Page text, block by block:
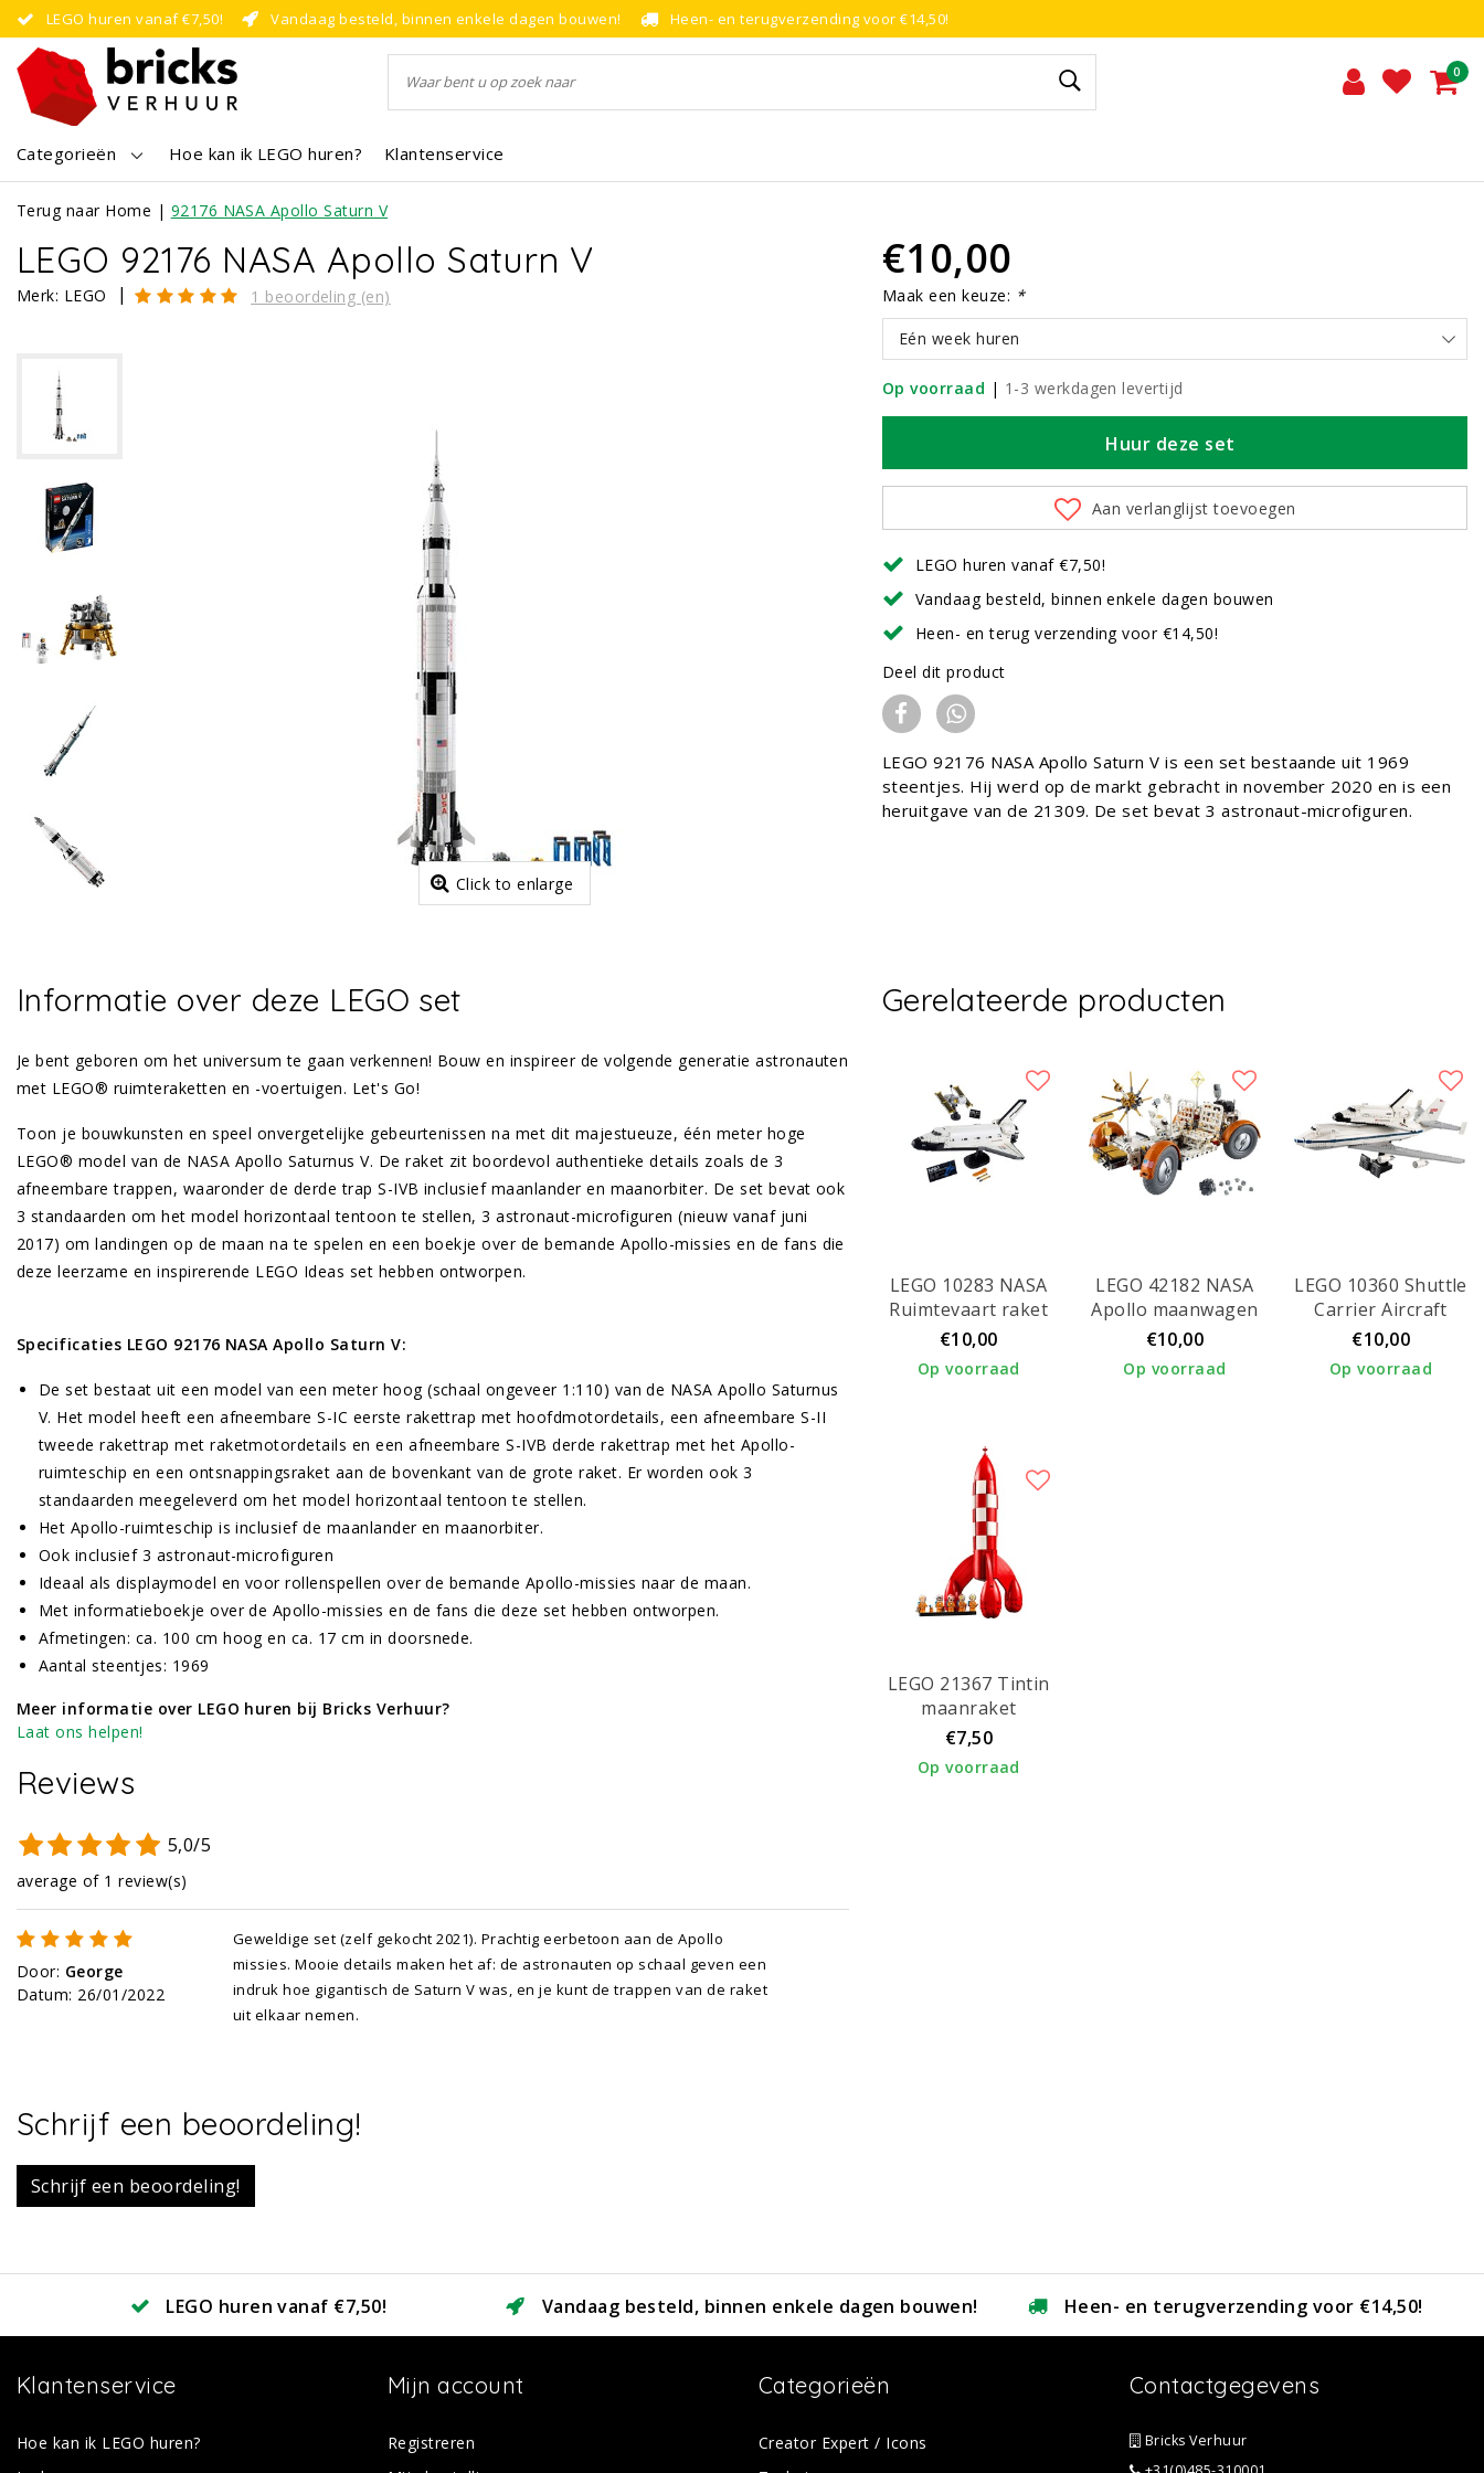
LEGO huren vanaf €7,50! Vandaag besteld, binnen enkele dagen bouwen! Heen- en terugverzending voor €14,50!
0
Categorieën Hoe kan ik LEGO huren? Klantenservice
Terug naar Home | 92176 NASA Apollo Saturn V
LEGO 92176 NASA Apollo Saturn V
Merk: LEGO | 1 beoordeling (en)
Click to enlarge
€10,00
Maak een keuze: *
Eén week huren
Op voorraad | 1-3 werkdagen levertijd
Huur deze set
Aan verlanglijst toevoegen
LEGO huren vanaf €7,50!
Vandaag besteld, binnen enkele dagen bouwen
Heen- en terug verzending voor €14,50!
Deel dit product
LEGO 92176 NASA Apollo Saturn V is een set bestaande uit 1969
steentjes. Hij werd op de markt gebracht in november 2020 en is een
heruitgave van de 21309. De set bevat 3 astronaut-microfiguren.
Informatie over deze LEGO set
Je bent geboren om het universum te gaan verkennen! Bouw en inspireer de volgende generatie astronauten
met LEGO® ruimteraketten en -voertuigen. Let's Go!
Toon je bouwkunsten en speel onvergetelijke gebeurtenissen na met dit majestueuze, één meter hoge
LEGO® model van de NASA Apollo Saturnus V. De raket zit boordevol authentieke details zoals de 3
afneembare trappen, waaronder de derde trap S-IVB inclusief maanlander en maanorbiter. De set bevat ook
3 standaarden om het model horizontaal tentoon te stellen, 3 astronaut-microfiguren (nieuw vanaf juni
2017) om landingen op de maan na te spelen en een boekje over de bemande Apollo-missies en de fans die
deze leerzame en inspirerende LEGO Ideas set hebben ontworpen.
Specificaties LEGO 92176 NASA Apollo Saturn V:
De set bestaat uit een model van een meter hoog (schaal ongeveer 1:110) van de NASA Apollo Saturnus
V. Het model heeft een afneembare S-IC eerste rakettrap met hoofdmotordetails, een afneembare S-II
tweede rakettrap met raketmotordetails en een afneembare S-IVB derde rakettrap met het Apollo-
ruimteschip en een ontsnappingsraket aan de bovenkant van de grote raket. Er worden ook 3
standaarden meegeleverd om het model horizontaal tentoon te stellen.
Het Apollo-ruimteschip is inclusief de maanlander en maanorbiter.
Ook inclusief 3 astronaut-microfiguren
Ideaal als displaymodel en voor rollenspellen over de bemande Apollo-missies naar de maan.
Met informatieboekje over de Apollo-missies en de fans die deze set hebben ontworpen.
Afmetingen: ca. 100 cm hoog en ca. 17 cm in doorsnede.
Aantal steentjes: 1969
Meer informatie over LEGO huren bij Bricks Verhuur?
Laat ons helpen!
Reviews
5,0/5
average of 1 review(s)
Door: George
Datum: 26/01/2022
Geweldige set (zelf gekocht 2021). Prachtig eerbetoon aan de Apollo
missies. Mooie details maken het af: de astronauten op schaal geven een
indruk hoe gigantisch de Saturn V was, en je kunt de trappen van de raket
uit elkaar nemen.
Schrijf een beoordeling!
Schrijf een beoordeling!
Gerelateerde producten
LEGO 10283 NASA
Ruimtevaart raket
€10,00
Op voorraad
LEGO 42182 NASA
Apollo maanwagen
– LRV
€10,00
Op voorraad
LEGO 10360 Shuttle
Carrier Aircraft
€10,00
Op voorraad
LEGO 21367 Tintin
maanraket
€7,50
Op voorraad
LEGO huren vanaf €7,50! Vandaag besteld, binnen enkele dagen bouwen! Heen- en terugverzending voor €14,50!
Klantenservice
Hoe kan ik LEGO huren?
Mijn account
Registreren
Categorieën
Creator Expert / Icons
Contactgegevens
Bricks Verhuur